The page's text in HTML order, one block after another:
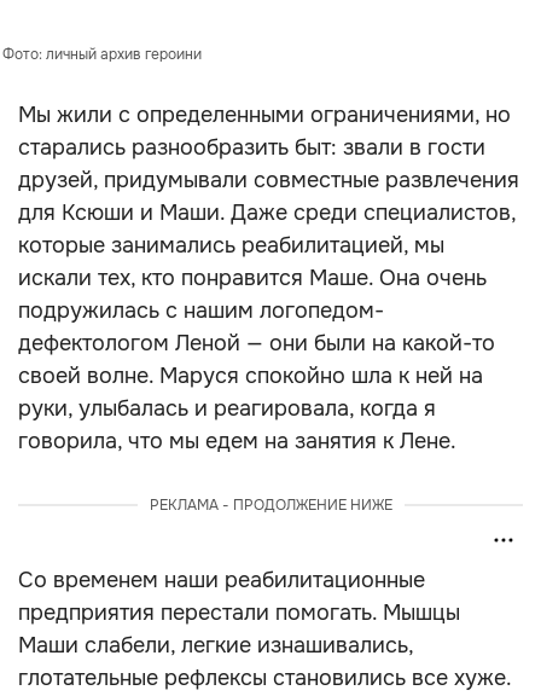
личный архив героини
Мы жили с определенными ограничениями, но
старались разнообразить быт: звали в гости
друзей, придумывали совместные развлечения
для Ксюши и Маши. Даже среди специалистов,
которые занимались реабилитацией, мы
искали тех, кто понравится Маше. Она очень
подружилась с нашим логопедом-
дефектологом Леной — они были на какой-то
своей волне. Маруся спокойно шла к ней на
руки, улыбалась и реагировала, когда я
говорила, что мы едем на занятия к Лене.
РЕКЛАМА - ПРОДОЛЖЕНИЕ НИЖЕ
Со временем наши реабилитационные
предприятия перестали помогать. Мышцы
Маши слабели, легкие изнашивались,
глотательные рефлексы становились все хуже.